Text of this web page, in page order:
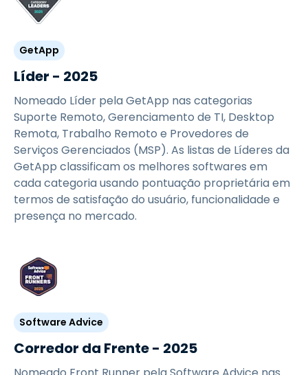
GetApp
Líder - 2025
Nomeado Líder pela GetApp nas categorias
Suporte Remoto, Gerenciamento de TI, Desktop
Remota, Trabalho Remoto e Provedores de
Serviços Gerenciados (MSP). As listas de Líderes da
GetApp classificam os melhores softwares em
cada categoria usando pontuação proprietária em
termos de satisfação do usuário, funcionalidade e
presença no mercado.
Software Advice
Corredor da Frente - 2025